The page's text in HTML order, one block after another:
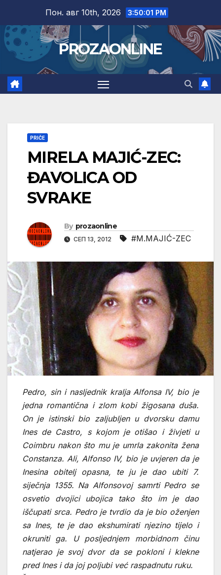
content
Пон. авг 10th, 2026 3:50:02 PM
PROZAONLINE
PRIČE
MIRELA MAJIĆ-ZEC:
ĐAVOLICA OD
SVRAKE
By prozaonline
СЕП 13, 2012 #M.MAJIĆ-ZEC
Pedro, sin i nasljednik kralja Alfonsa IV, bio je
jedna romantična i zlom kobi žigosana duša.
On je istinski bio zaljubljen u dvorsku damu
Ines de Castro, s kojom je otišao i živjeti u
Coimbru nakon što mu je umrla zakonita žena
Constanza. Ali, Alfonso IV, bio je uvjeren da je
Inesina obitelj opasna, te ju je dao ubiti 7.
siječnja 1355. Na Alfonsovoj samrti Pedro se
osvetio dvojici ubojica tako što im je dao
iščupati srca. Pedro je tvrdio da je bio oženjen
sa Ines, te je dao ekshumirati njezino tijelo i
okruniti ga. U posljednjem morbidnom činu
natjerao je svoj dvor da se pokloni i klekne
pred Ines i da joj poljubi već raspadnutu ruku.